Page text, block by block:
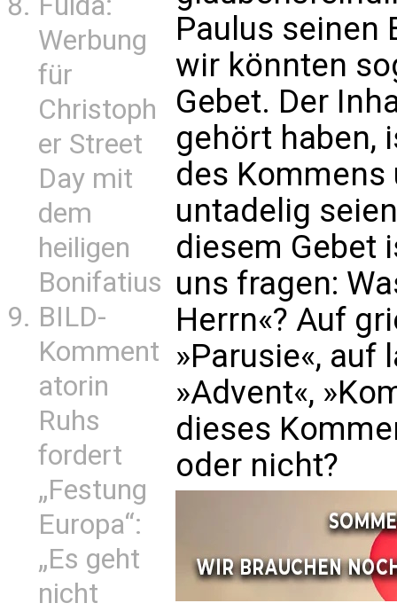
Werbung
für
Christoph
er Street
Day mit
dem
heiligen
Bonifatius
BILD-
Komment
atorin
Ruhs
fordert
„Festung
Europa“:
„Es geht
nicht
Paulus seinen
wir könnten
Gebet. Der
gehört haben,
des
untadelig
diesem Gebet
uns fragen:
Herrn«? Auf
»Parusie«, auf
»Advent«,
dieses
oder nicht?